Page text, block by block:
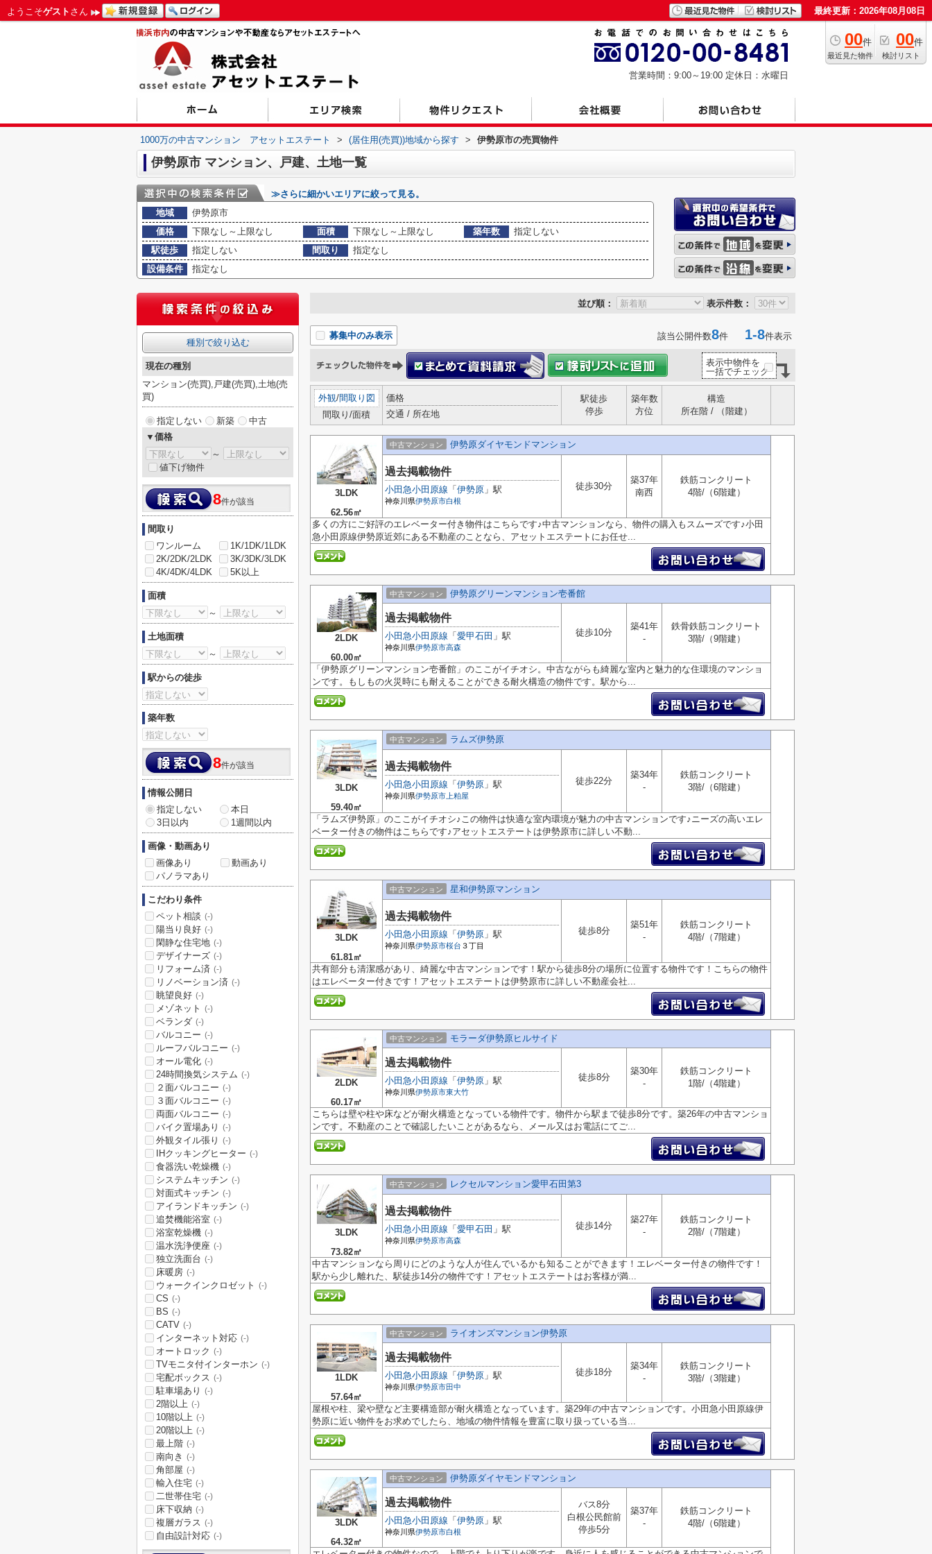
ようこそゲスト さん 最終更新：2026年08月08日
00件
最近見た物件
00件
検討リスト
営業時間：9:00～19:00 定休日：水曜日
1000万の中古マンション アセットエステート > (居住用(売買))地域から探す > 伊勢原市の売買物件
伊勢原市 マンション、戸建、土地一覧
≫さらに細かいエリアに絞って見る。
地域
伊勢原市
価格
下限なし～上限なし 面積 下限なし～上限なし 築年数
指定しない
駅徒歩
指定しない 間取り
指定なし
設備条件
指定なし
並び順： 表示件数：
募集中のみ表示 該当公開件数8件 1-8件表示
表示中物件を
一括でチェック
外観/間取り図
間取り/面積
価格
交通 / 所在地
駅徒歩
停歩
築年数
方位
構造
所在階 / （階建）
3LDK
62.56㎡
中古マンション 伊勢原ダイヤモンドマンション
過去掲載物件
小田急小田原線 「 伊勢原 」駅
神奈川県伊勢原市白根
徒歩30分
築37年
南西
鉄筋コンクリート
4階/（6階建）
多くの方にご好評のエレベーター付き物件はこちらです♪中古マンションなら、物件の購入もスムーズです♪小田
急小田原線伊勢原近郊にある不動産のことなら、アセットエステートにお任せ...
2LDK
60.00㎡
中古マンション 伊勢原グリーンマンション壱番館
過去掲載物件
小田急小田原線 「 愛甲石田 」駅
神奈川県伊勢原市高森
徒歩10分
築41年
-
鉄骨鉄筋コンクリート
3階/（9階建）
「伊勢原グリーンマンション壱番館」のここがイチオシ。中古ながらも綺麗な室内と魅力的な住環境のマンショ
ンです。もしもの火災時にも耐えることができる耐火構造の物件です。駅から...
3LDK
59.40㎡
中古マンション ラムズ伊勢原
過去掲載物件
小田急小田原線 「 伊勢原 」駅
神奈川県伊勢原市 上粕屋
徒歩22分
築34年
-
鉄筋コンクリート
3階/（6階建）
「ラムズ伊勢原」のここがイチオシ♪この物件は快適な室内環境が魅力の中古マンションです♪ニーズの高いエレ
ベーター付きの物件はこちらです♪アセットエステートは伊勢原市に詳しい不動...
3LDK
61.81㎡
中古マンション 星和伊勢原マンション
過去掲載物件
小田急小田原線 「 伊勢原 」駅
神奈川県伊勢原市桜台 ３丁目
徒歩8分
築51年
-
鉄筋コンクリート
4階/（7階建）
共有部分も清潔感があり、綺麗な中古マンションです！駅から徒歩8分の場所に位置する物件です！こちらの物件
はエレベーター付きです！アセットエステートは伊勢原市に詳しい不動産会社...
2LDK
60.17㎡
中古マンション モラーダ伊勢原ヒルサイド
過去掲載物件
小田急小田原線 「 伊勢原 」駅
神奈川県伊勢原市東大竹
徒歩8分
築30年
-
鉄筋コンクリート
1階/（4階建）
こちらは壁や柱や床などが耐火構造となっている物件です。物件から駅まで徒歩8分です。築26年の中古マンショ
ンです。不動産のことで確認したいことがあるなら、メール又はお電話にてご...
3LDK
73.82㎡
中古マンション レクセルマンション愛甲石田第3
過去掲載物件
小田急小田原線 「 愛甲石田 」駅
神奈川県伊勢原市高森
徒歩14分
築27年
-
鉄筋コンクリート
2階/（7階建）
中古マンションなら周りにどのような人が住んでいるかも知ることができます！エレベーター付きの物件です！
駅から少し離れた、駅徒歩14分の物件です！アセットエステートはお客様が満...
1LDK
57.64㎡
中古マンション ライオンズマンション伊勢原
過去掲載物件
小田急小田原線 「 伊勢原 」駅
神奈川県伊勢原市田中
徒歩18分
築34年
-
鉄筋コンクリート
3階/（3階建）
屋根や柱、梁や壁など主要構造部が耐火構造となっています。築29年の中古マンションです。小田急小田原線伊
勢原に近い物件をお求めでしたら、地域の物件情報を豊富に取り扱っている当...
3LDK
64.32㎡
中古マンション 伊勢原ダイヤモンドマンション
過去掲載物件
小田急小田原線 「 伊勢原 」駅
神奈川県伊勢原市白根
バス8分
白根公民館前
停歩5分
築37年
-
鉄筋コンクリート
4階/（6階建）
種別で絞り込む
現在の種別
マンション(売買),戸建(売買),土地(売
買)
指定しない 新築
中古
▼価格
～
値下げ物件
8件が該当
間取り
ワンルーム
1K/1DK/1LDK
2K/2DK/2LDK
3K/3DK/3LDK
4K/4DK/4LDK
5K以上
面積
～
土地面積
～
駅からの徒歩
築年数
8件が該当
情報公開日
指定しない
本日
3日以内
1週間以内
画像・動画あり
画像あり
動画あり
パノラマあり
こだわり条件
ペット相談 (-)
陽当り良好 (-)
閑静な住宅地 (-)
デザイナーズ (-)
リフォーム済 (-)
リノベーション済 (-)
眺望良好 (-)
メゾネット (-)
ベランダ (-)
バルコニー (-)
ルーフバルコニー (-)
オール電化 (-)
24時間換気システム (-)
２面バルコニー (-)
３面バルコニー (-)
両面バルコニー (-)
バイク置場あり (-)
外観タイル張り (-)
IHクッキングヒーター (-)
食器洗い乾燥機 (-)
システムキッチン (-)
対面式キッチン (-)
アイランドキッチン (-)
追焚機能浴室 (-)
浴室乾燥機 (-)
温水洗浄便座 (-)
独立洗面台 (-)
床暖房 (-)
ウォークインクロゼット (-)
CS (-)
BS (-)
CATV (-)
インターネット対応 (-)
オートロック (-)
TVモニタ付インターホン (-)
宅配ボックス (-)
駐車場あり (-)
2階以上 (-)
10階以上 (-)
20階以上 (-)
最上階 (-)
南向き (-)
角部屋 (-)
輸入住宅 (-)
二世帯住宅 (-)
床下収納 (-)
複層ガラス (-)
自由設計対応 (-)